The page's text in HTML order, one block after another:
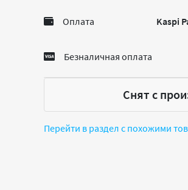
Оплата Kaspi
Безналичная оплата
Снят с
Перейти в раздел с похожими